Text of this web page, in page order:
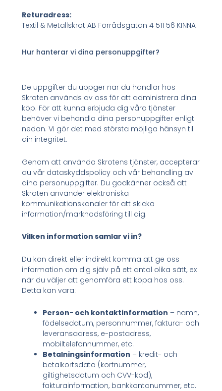
Returadress:
Textil & Metallskrot AB Förrådsgatan 4 511 56 KINNA
Hur hanterar vi dina personuppgifter?
De uppgifter du uppger när du handlar hos
Skroten används av oss för att administrera dina
köp. För att kunna erbjuda dig våra tjänster
behöver vi behandla dina personuppgifter enligt
nedan. Vi gör det med största möjliga hänsyn till
din integritet.
Genom att använda Skrotens tjänster, accepterar
du vår dataskyddspolicy och vår behandling av
dina personuppgifter. Du godkänner också att
Skroten använder elektroniska
kommunikationskanaler för att skicka
information/marknadsföring till dig.
Vilken information samlar vi in?
Du kan direkt eller indirekt komma att ge oss
information om dig själv på ett antal olika sätt, ex
när du väljer att genomföra ett köpa hos oss.
Detta kan vara:
Person- och kontaktinformation – namn,
födelsedatum, personnummer, faktura- och
leveransadress, e-postadress,
mobiltelefonnummer, etc.
Betalningsinformation – kredit- och
betalkortsdata (kortnummer,
giltighetsdatum och CVV-kod),
fakturainformation, bankkontonummer, etc.